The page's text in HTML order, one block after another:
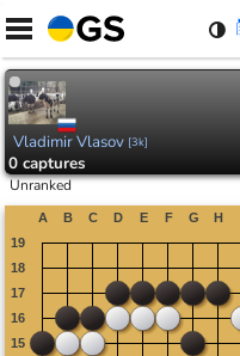
Skip
content
Vladimir Vlasov [3k]
0 captures
Unranked